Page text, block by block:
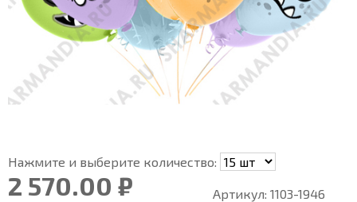
Нажмите и выберите количество:
2 570.00 ₽ Артикул: 1103-1946